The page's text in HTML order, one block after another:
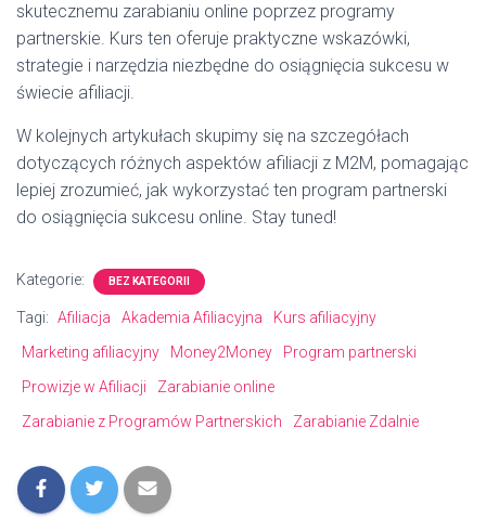
skutecznemu zarabianiu online poprzez programy
partnerskie. Kurs ten oferuje praktyczne wskazówki,
strategie i narzędzia niezbędne do osiągnięcia sukcesu w
świecie afiliacji.
W kolejnych artykułach skupimy się na szczegółach
dotyczących różnych aspektów afiliacji z M2M, pomagając
lepiej zrozumieć, jak wykorzystać ten program partnerski
do osiągnięcia sukcesu online. Stay tuned!
Kategorie: BEZ KATEGORII
Tagi: Afiliacja Akademia Afiliacyjna
Kurs afiliacyjny
Marketing afiliacyjny
Money2Money
Program partnerski
Prowizje w Afiliacji
Zarabianie online
Zarabianie z Programów Partnerskich
Zarabianie Zdalnie